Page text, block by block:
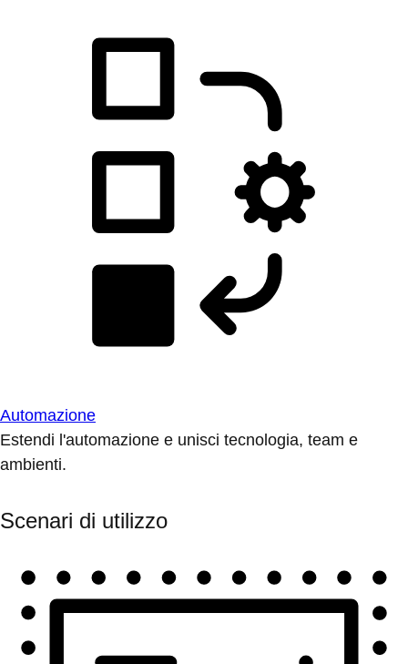
Automazione
Estendi l'automazione e unisci tecnologia, team e
ambienti.
Scenari di utilizzo